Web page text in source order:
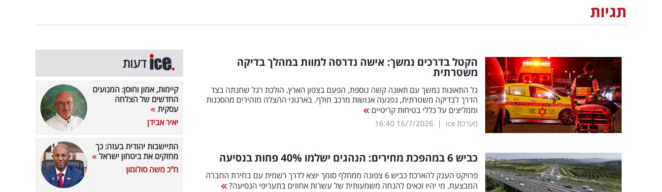
תגיות
הקטל בדרכים נמשך: אישה נדרסה למוות במהלך בדיקה
משטרתית
גל התאונות נמשך עם תאונה קשה נוספת, הפעם בצפון הארץ. הולכת רגל שחנתה בצד
הדרך לבדיקה משטרתית, נפגעה אנושות מרכב חולף. בארגוני ההצלה מזהירים מהסכנות
וממליצים על כללי בטיחות קריטיים
מערכת ice |
16/7/2026
16:40
כביש 6 במהפכת מחירים: הנהגים ישלמו 40 % פחות בנסיעה
פרויקט הענק להארכת כביש 6 צפונה ממחלף סומך יוצא לדרך רשמית עם בחירת החברה
המבצעת. מי יהיו זכאים להנחה משמעותית של עשרות אחוזים בתעריפי הנסיעה?
דעות
קיימות, אמון וחוסן: המנועים
החדשים של הצלחה
עסקית
יאיר אבידן
התיישבות יהודית בעזה: כך
מחזקים את ביטחון ישראל
ח"כ משה סולומון